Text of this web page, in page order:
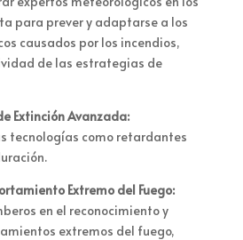
para prever y adaptarse a los
causados por los incendios,
de las estrategias de
Extinción Avanzada:
tecnologías como retardantes
Extremo del Fuego:
en el reconocimiento y
extremos del fuego,